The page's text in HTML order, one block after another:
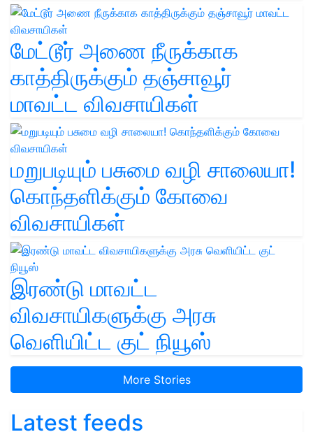
மேட்டூர் அணை நீருக்காக
காத்திருக்கும் தஞ்சாவூர்
மாவட்ட விவசாயிகள்
மறுபடியும் பசுமை வழி சாலையா!
கொந்தளிக்கும் கோவை
விவசாயிகள்
இரண்டு மாவட்ட
விவசாயிகளுக்கு அரசு
வெளியிட்ட குட் நியூஸ்
More Stories
Latest feeds